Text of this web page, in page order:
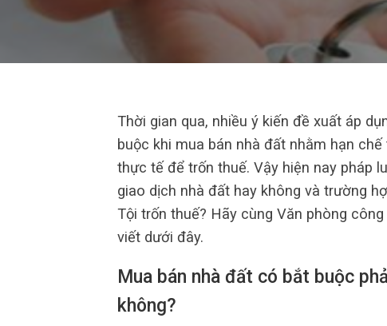
Thời gian qua, nhiều ý kiến đề xuất áp
buộc khi mua bán nhà đất nhằm hạn
thực tế để trốn thuế. Vậy hiện nay pháp
giao dịch nhà đất hay không và trường
Tội trốn thuế? Hãy cùng Văn phòng
viết dưới đây.
Mua bán nhà đất có bắt buộc
không?